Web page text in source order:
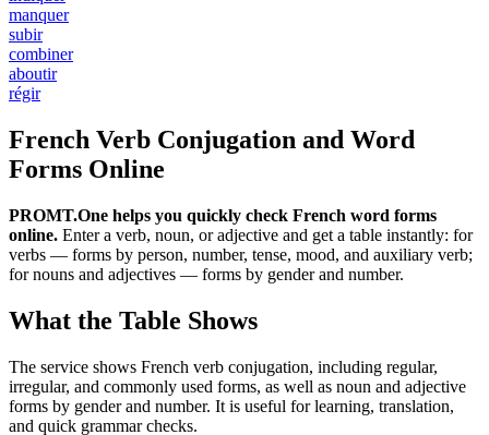
manquer
subir
combiner
aboutir
régir
French Verb Conjugation and Word
Forms Online
PROMT.One helps you quickly check French word forms
online. Enter a verb, noun, or adjective and get a table instantly: for
verbs — forms by person, number, tense, mood, and auxiliary verb;
for nouns and adjectives — forms by gender and number.
What the Table Shows
The service shows French verb conjugation, including regular,
irregular, and commonly used forms, as well as noun and adjective
forms by gender and number. It is useful for learning, translation,
and quick grammar checks.